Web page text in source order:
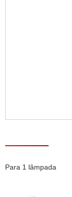
Para 1 lâmpada